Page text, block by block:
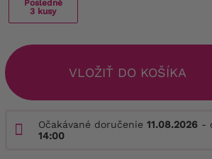
Posledné
3 kusy
VLOŽIŤ DO KOŠÍKA
Očakávané doručenie 11.08.2026 -
14:00